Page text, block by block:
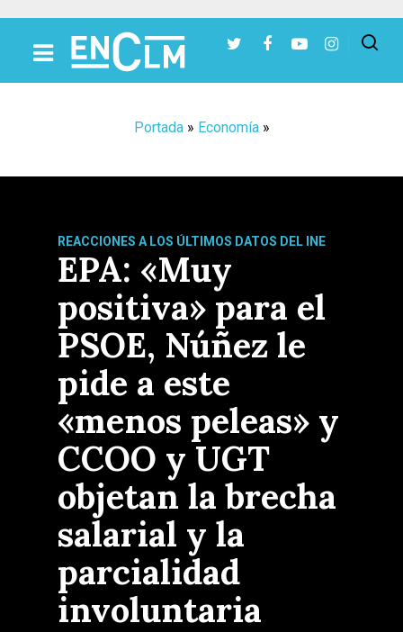
Portada» Economía»
REACCIONES A LOS ÚLTIMOS DATOS DEL INE
EPA: «Muy
positiva» para el
PSOE, Núñez le
pide a este
«menos peleas» y
CCOO y UGT
objetan la brecha
salarial y la
parcialidad
involuntaria